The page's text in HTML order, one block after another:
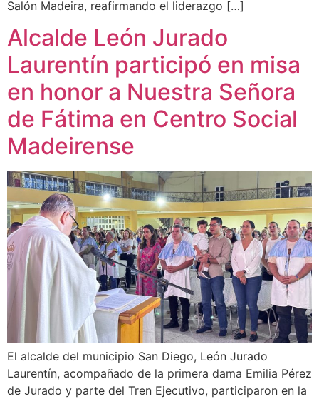
Salón Madeira, reafirmando el liderazgo […]
Alcalde León Jurado
Laurentín participó en misa
en honor a Nuestra Señora
de Fátima en Centro Social
Madeirense
El alcalde del municipio San Diego, León Jurado
Laurentín, acompañado de la primera dama Emilia Pérez
de Jurado y parte del Tren Ejecutivo, participaron en la